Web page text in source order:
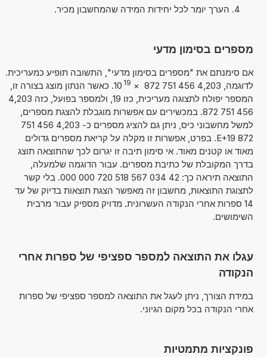
הערך יומר לכל יחידות המידה שהמחשבון מכיר.
מספרים בסימון מדעי
אם סימנתם את "מספרים בסימון מדעי", התשובה תופיע כמעריכית.
לדוגמה, 4,203 456 751 872
×
10 19
. כאשר הנתון מוצג בצורה זו,
המספר יפולח לתצוגה מעריכית, כזו 19, ולמספר בפועל, כזה 4,203
456 751 872. במכשירים עם אפשרות מוגבלת להצגת מספרים,
למשל מחשבוני כיס, ניתן גם להציג מספרים כ- 4,203 456 751
872 E+19. בפרט, אפשרות זו מקלה על קריאת מספרים גדולים
מאוד או קטנים מאוד. אי סימון תיבה זו יגרום לכך שהתוצאה תוצג
בדרך המקובלת של כתיבת מספרים. עבור הדוגמה שלמעלה,
התוצאה תיראה כך: 42 034 567 518 720 000 000. בלי קשר
לתצוגת התוצאות, מחשבון זה מאפשר הצגת תוצאות בדיוק של עד
14 ספרות אחרי הנקודה העשרונית. מדויק מספיק עבור מרבית
השימושים.
עגלו את התוצאה למספר ספציפי של ספרות אחרי
הנקודה
במידת הצורך, ניתן לעגל את התוצאה למספר ספציפי של ספרות
אחרי הנקודה בכל מקום הגיוני.
פונקציות מתמטיות